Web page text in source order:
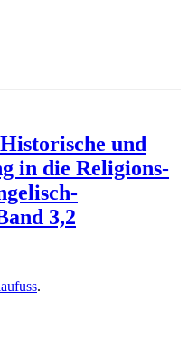
Historische und
in die Religions-
3,2
.